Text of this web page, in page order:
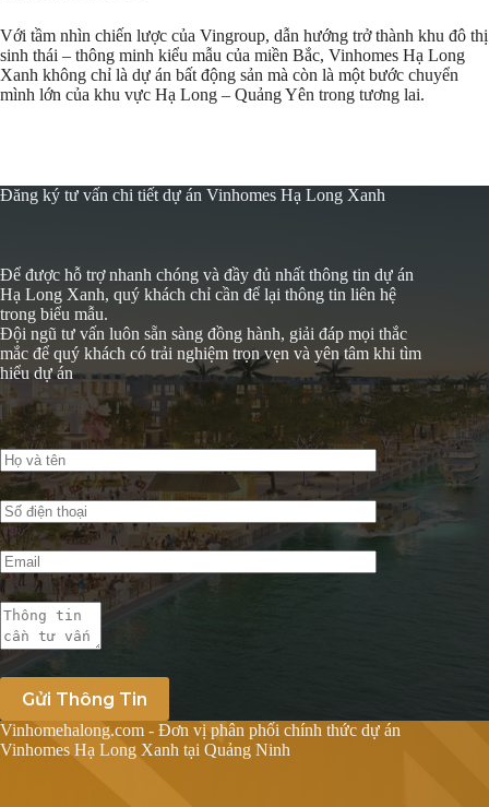
Với tầm nhìn chiến lược của Vingroup, dẫn hướng trở thành khu đô thị
sinh thái – thông minh kiểu mẫu của miền Bắc, Vinhomes Hạ Long
Xanh không chỉ là dự án bất động sản mà còn là một bước chuyển
mình lớn của khu vực Hạ Long – Quảng Yên trong tương lai.
Đăng ký tư vấn chi tiết dự án Vinhomes Hạ Long Xanh
Để được hỗ trợ nhanh chóng và đầy đủ nhất thông tin dự án
Hạ Long Xanh, quý khách chỉ cần để lại thông tin liên hệ
trong biểu mẫu.
Đội ngũ tư vấn luôn sẵn sàng đồng hành, giải đáp mọi thắc
mắc để quý khách có trải nghiệm trọn vẹn và yên tâm khi tìm
hiểu dự án
Vinhomehalong.com - Đơn vị phân phối chính thức dự án
Vinhomes Hạ Long Xanh tại Quảng Ninh